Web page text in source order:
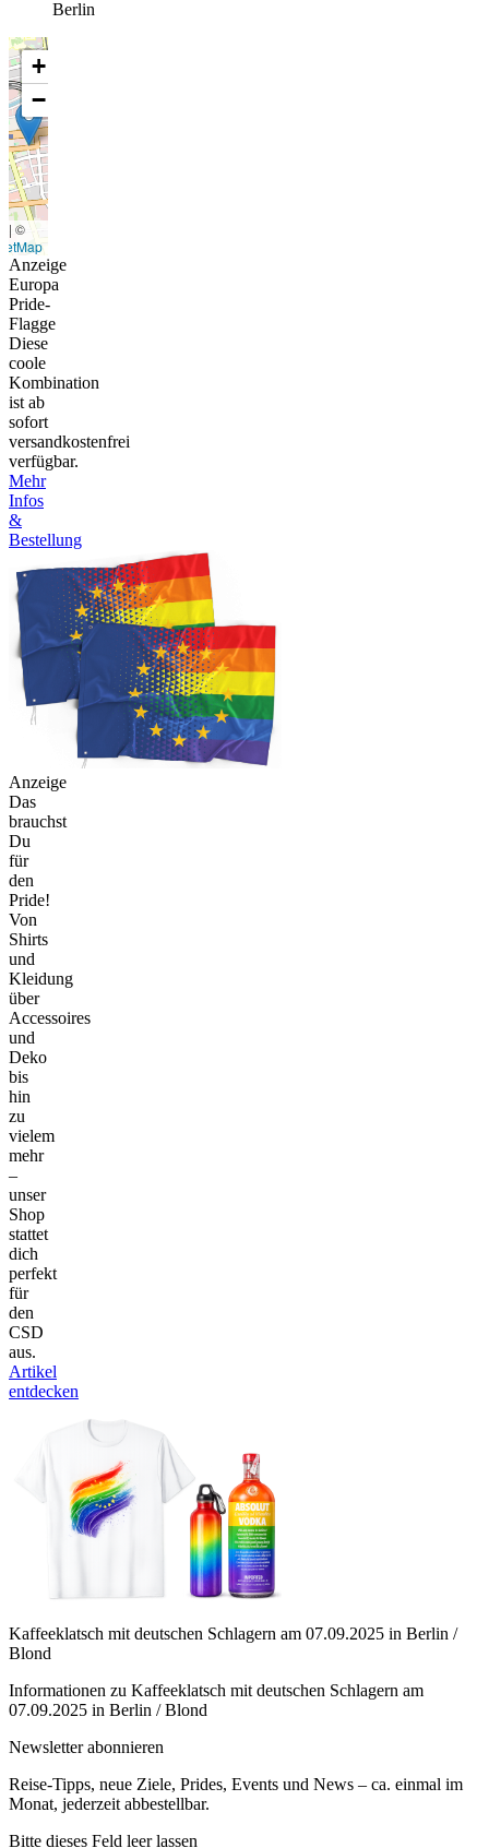
Berlin
+
−
| ©
Anzeige
Europa
Pride-
Flagge
Diese
coole
Kombination
ist ab
sofort
versandkostenfrei
verfügbar.
Mehr
Infos
&
Bestellung
Anzeige
Das
brauchst
Du
für
den
Pride!
Von
Shirts
und
Kleidung
über
Accessoires
und
Deko
bis
hin
zu
vielem
mehr
–
unser
Shop
stattet
dich
perfekt
für
den
CSD
aus.
Artikel
entdecken
Kaffeeklatsch mit deutschen Schlagern am 07.09.2025 in Berlin /
Blond
Informationen zu Kaffeeklatsch mit deutschen Schlagern am
07.09.2025 in Berlin / Blond
Newsletter abonnieren
Reise-Tipps, neue Ziele, Prides, Events und News – ca. einmal im
Monat, jederzeit abbestellbar.
Bitte dieses Feld leer lassen